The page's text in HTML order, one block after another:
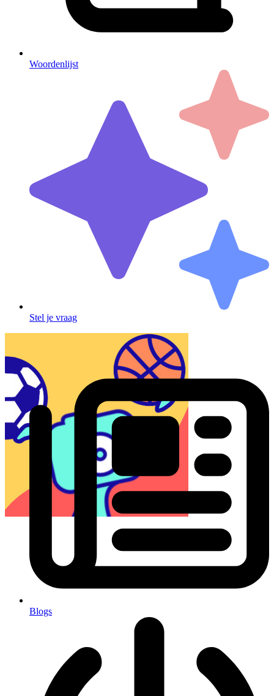
Woordenlijst
Stel je vraag
Blogs